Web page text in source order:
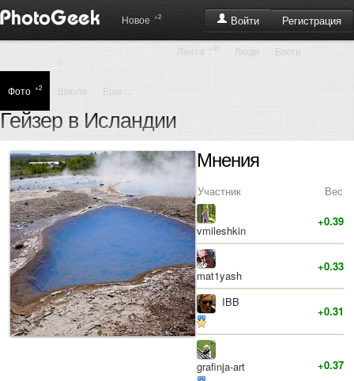
Войти Регистрация
Новое +2
Лента Люди Блоги
Фото +2 Школа Еще ...
Гейзер в Исландии
Мнения
Участник Вес
vmileshkin
+0.39
mat1yash
+0.33
IBB
+0.31
grafinja-art +0.37